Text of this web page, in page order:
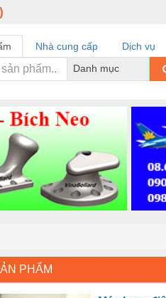
Nhà cung cấp
Dịch vụ
Danh mục
PHẨM